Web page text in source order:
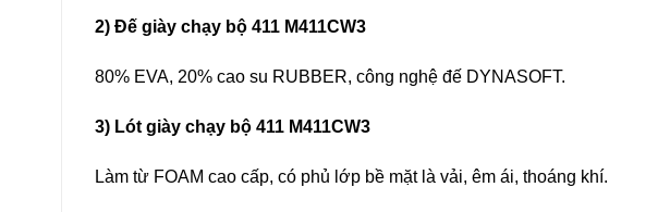
2) Đế giày chạy bộ 411 M411CW3
80% EVA, 20% cao su RUBBER, công nghệ đế DYNASOFT.
3) Lót giày chạy bộ 411 M411CW3
Làm từ FOAM cao cấp, có phủ lớp bề mặt là vải, êm ái, thoáng khí.